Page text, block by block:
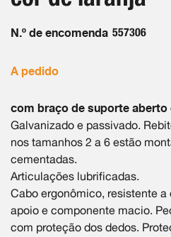
N.º de encomenda 557306
A pedido
com braço de suporte aberto
Galvanizado e passivado.
nos tamanhos 2 a 6 estão
cementadas.
Articulações lubrificadas.
Cabo ergonômico, resistente
apoio e componente macio.
com proteção dos dedos.